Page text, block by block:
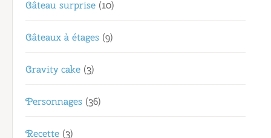
Gâteau surprise (10)
Gâteaux à étages (9)
Gravity cake (3)
Personnages (36)
Recette (3)